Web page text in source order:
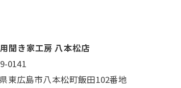
聞き家工房 八本松店
0141
東広島市八本松町飯田102番地